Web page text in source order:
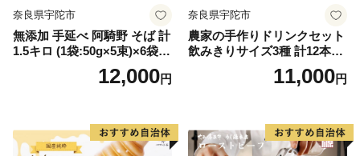
奈良県宇陀市
無添加 手延べ 阿騎野 そば 計
1.5キロ (1袋:50g×5束)×6袋／
蕎麦 麺 保存食 年越しそば お
取り寄せ ギフト 芳岡 奈良県
12,000円
奈良県宇陀市
農家の手作りドリンクセット
飲みきりサイズ3種 計12本／
トマト とまと ブルーベリー
にんじん 人参 りんご ジュー
県 宇陀市 ふるさと納税
11,000円